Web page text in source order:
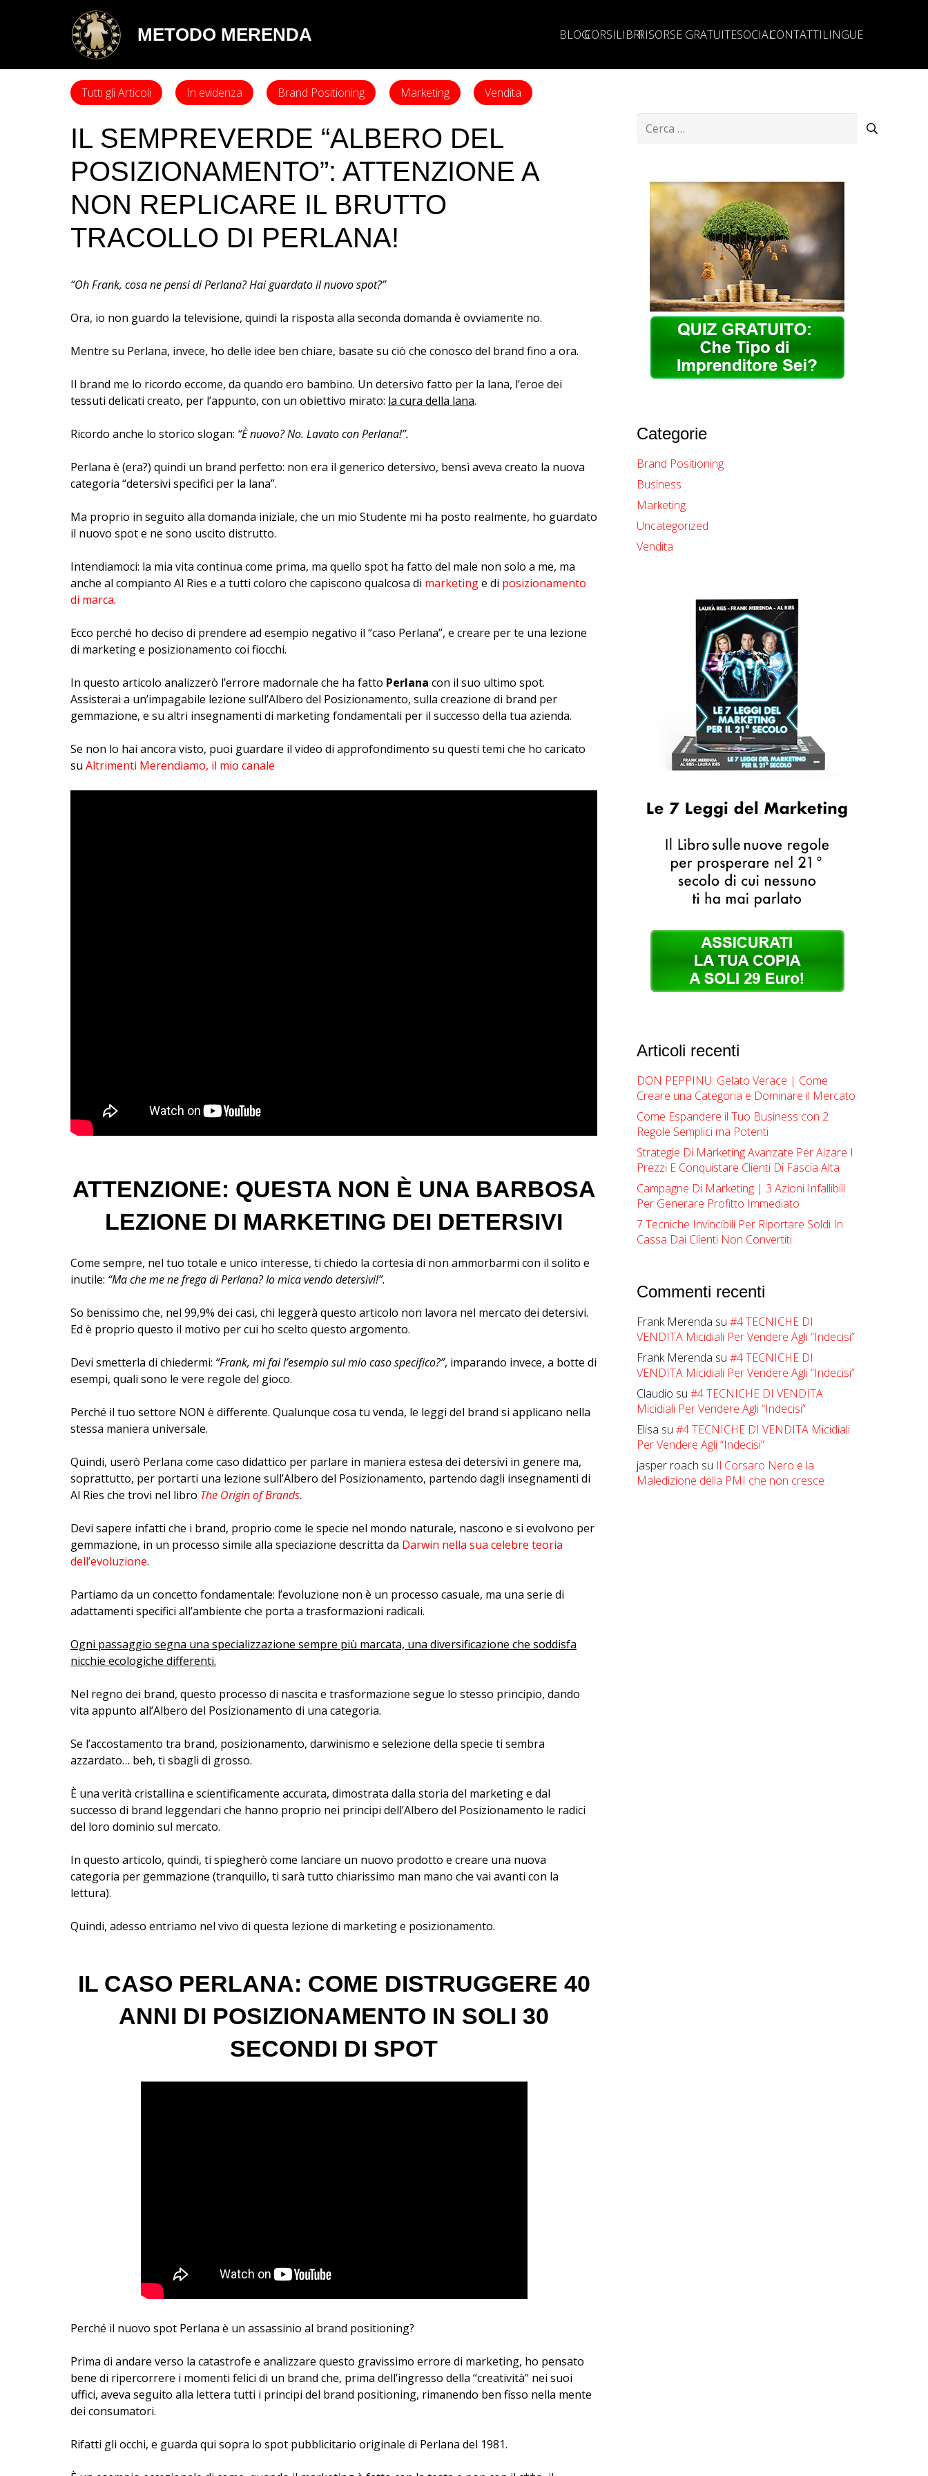
METODO MERENDA BLOGCORSILIBRIRISORSE GRATUITESOCIALCONTATTILINGUE
Tutti gli Articoli In evidenza Brand Positioning Marketing Vendita
IL SEMPREVERDE “ALBERO DEL
POSIZIONAMENTO”: ATTENZIONE A
NON REPLICARE IL BRUTTO
TRACOLLO DI PERLANA!
“Oh Frank, cosa ne pensi di Perlana? Hai guardato il nuovo spot?”
Ora, io non guardo la televisione, quindi la risposta alla seconda domanda è ovviamente no.
Mentre su Perlana, invece, ho delle idee ben chiare, basate su ciò che conosco del brand fino a ora.
Il brand me lo ricordo eccome, da quando ero bambino. Un detersivo fatto per la lana, l’eroe dei
tessuti delicati creato, per l’appunto, con un obiettivo mirato: la cura della lana.
Ricordo anche lo storico slogan: “È nuovo? No. Lavato con Perlana!”.
Perlana è (era?) quindi un brand perfetto: non era il generico detersivo, bensì aveva creato la nuova
categoria “detersivi specifici per la lana”.
Ma proprio in seguito alla domanda iniziale, che un mio Studente mi ha posto realmente, ho guardato
il nuovo spot e ne sono uscito distrutto.
Intendiamoci: la mia vita continua come prima, ma quello spot ha fatto del male non solo a me, ma
anche al compianto Al Ries e a tutti coloro che capiscono qualcosa di marketinge di posizionamento
di marca.
Ecco perché ho deciso di prendere ad esempio negativo il “caso Perlana”, e creare per te una lezione
di marketing e posizionamento coi fiocchi.
In questo articolo analizzerò l’errore madornale che ha fatto Perlana con il suo ultimo spot.
Assisterai a un’impagabile lezione sull’Albero del Posizionamento, sulla creazione di brand per
gemmazione, e su altri insegnamenti di marketing fondamentali per il successo della tua azienda.
Se non lo hai ancora visto, puoi guardare il video di approfondimento su questi temi che ho caricato
su Altrimenti Merendiamo, il mio canale
ATTENZIONE: QUESTA NON È UNA BARBOSA
LEZIONE DI MARKETING DEI DETERSIVI
Come sempre, nel tuo totale e unico interesse, ti chiedo la cortesia di non ammorbarmi con il solito e
inutile: “Ma che me ne frega di Perlana? Io mica vendo detersivi!”.
So benissimo che, nel 99,9% dei casi, chi leggerà questo articolo non lavora nel mercato dei detersivi.
Ed è proprio questo il motivo per cui ho scelto questo argomento.
Devi smetterla di chiedermi: “Frank, mi fai l’esempio sul mio caso specifico?”, imparando invece, a botte di
esempi, quali sono le vere regole del gioco.
Perché il tuo settore NON è differente. Qualunque cosa tu venda, le leggi del brand si applicano nella
stessa maniera universale.
Quindi, userò Perlana come caso didattico per parlare in maniera estesa dei detersivi in genere ma,
soprattutto, per portarti una lezione sull’Albero del Posizionamento, partendo dagli insegnamenti di
Al Ries che trovi nel libro The Origin of Brands.
Devi sapere infatti che i brand, proprio come le specie nel mondo naturale, nascono e si evolvono per
gemmazione, in un processo simile alla speciazione descritta da Darwin nella sua celebre teoria
dell’evoluzione.
Partiamo da un concetto fondamentale: l’evoluzione non è un processo casuale, ma una serie di
adattamenti specifici all’ambiente che porta a trasformazioni radicali.
Ogni passaggio segna una specializzazione sempre più marcata, una diversificazione che soddisfa
nicchie ecologiche differenti.
Nel regno dei brand, questo processo di nascita e trasformazione segue lo stesso principio, dando
vita appunto all’Albero del Posizionamento di una categoria.
Se l’accostamento tra brand, posizionamento, darwinismo e selezione della specie ti sembra
azzardato… beh, ti sbagli di grosso.
È una verità cristallina e scientificamente accurata, dimostrata dalla storia del marketing e dal
successo di brand leggendari che hanno proprio nei principi dell’Albero del Posizionamento le radici
del loro dominio sul mercato.
In questo articolo, quindi, ti spiegherò come lanciare un nuovo prodotto e creare una nuova
categoria per gemmazione (tranquillo, ti sarà tutto chiarissimo man mano che vai avanti con la
lettura).
Quindi, adesso entriamo nel vivo di questa lezione di marketing e posizionamento.
IL CASO PERLANA: COME DISTRUGGERE 40
ANNI DI POSIZIONAMENTO IN SOLI 30
SECONDI DI SPOT
Perché il nuovo spot Perlana è un assassinio al brand positioning?
Prima di andare verso la catastrofe e analizzare questo gravissimo errore di marketing, ho pensato
bene di ripercorrere i momenti felici di un brand che, prima dell’ingresso della “creatività” nei suoi
uffici, aveva seguito alla lettera tutti i principi del brand positioning, rimanendo ben fisso nella mente
dei consumatori.
Rifatti gli occhi, e guarda qui sopra lo spot pubblicitario originale di Perlana del 1981.
Ricerca
per:
Categorie
Brand Positioning
Business
Marketing
Uncategorized
Vendita
Articoli recenti
DON PEPPINU: Gelato Verace | Come
Creare una Categoria e Dominare il Mercato
Come Espandere il Tuo Business con 2
Regole Semplici ma Potenti
Strategie Di Marketing Avanzate Per Alzare I
Prezzi E Conquistare Clienti Di Fascia Alta
Campagne Di Marketing | ​​3 Azioni Infallibili
Per Generare Profitto Immediato
7 Tecniche Invincibili Per Riportare Soldi In
Cassa Dai Clienti Non Convertiti
Commenti recenti
Frank Merenda su#4 TECNICHE DI
VENDITA Micidiali Per Vendere Agli “Indecisi”
Frank Merenda su#4 TECNICHE DI
VENDITA Micidiali Per Vendere Agli “Indecisi”
Claudio su#4 TECNICHE DI VENDITA
Micidiali Per Vendere Agli “Indecisi”
Elisa su#4 TECNICHE DI VENDITA Micidiali
Per Vendere Agli “Indecisi”
jasper roach su Il Corsaro Nero e la
Maledizione della PMI che non cresce